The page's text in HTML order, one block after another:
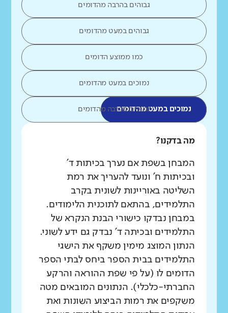
גבוהים בהרבה מהדומים
גבוהים במעט מהדומים
כמו ממוצע הדומים
נמוכים במעט מהדומים
נמוכים במעט מהדומיםנמוכים בהרבה מהדומים
מה בדקנו?
המבחן בשפת אם נערך בכיתות ד'
ובכיתות ח' ונועד להעריך את רמת
השליטה באוריינות לשונית בקרב
התלמידים, בהתאם לתוכנית הלימודים.
במבחן נבדקו כישורי הבנת הנקרא של
התלמידים ובכיתה ד' נבדק גם ידע לשוני.
הנתון המוצג מימין משקף את הישגי
התלמידים בבית הספר ביחס לבתי הספר
הדומים לו (על פי שפת ההוראה והרקע
החברתי-כלכלי). הנתונים המובאים מטה
משקפים את רמות הביצוע השונות ואת